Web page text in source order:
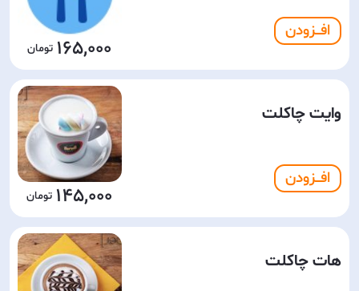
افـــزودن
165,000
وایت چاکلت
افـــزودن
145,000
هات چاکلت